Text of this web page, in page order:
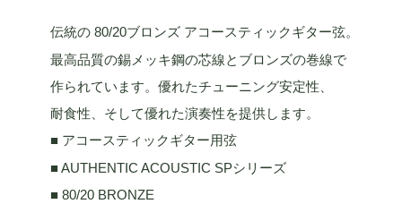
伝統の 80/20ブロンズ アコースティックギター弦。
最高品質の錫メッキ鋼の芯線とブロンズの巻線で
作られています。優れたチューニング安定性、
耐食性、そして優れた演奏性を提供します。
■ アコースティックギター用弦
■ AUTHENTIC ACOUSTIC SPシリーズ
■ 80/20 BRONZE